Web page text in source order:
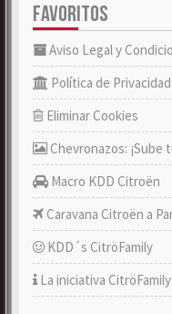
FAVORITOS
Aviso Legal y
Política de
Eliminar Cookies
Chevronazos: ¡Sube
Macro KDD Citroën
Caravana Citroën a
KDD´s CitröFamily
La iniciativa CitröFamily